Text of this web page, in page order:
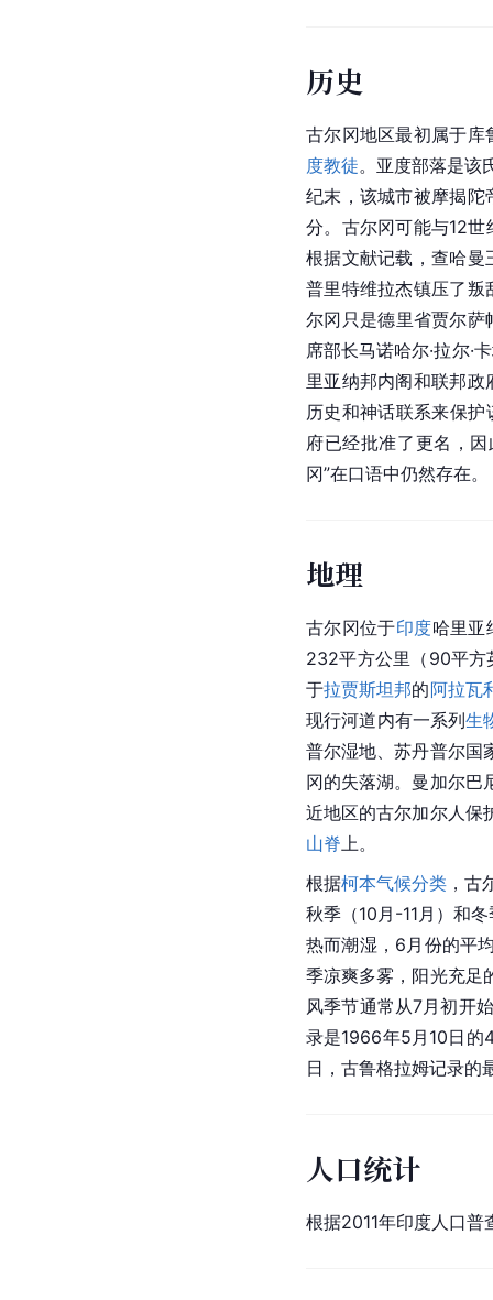
历史
古尔冈地区最初属于
度教徒。亚度部落是该
纪末，该城市被摩揭陀
分。古尔冈可能与12
根据文献记载，查哈曼
普里特维拉杰镇压了叛
尔冈只是德里省贾尔
席部长马诺哈尔·拉尔·
里亚纳邦内阁和联邦
历史和神话联系来保
府已经批准了更名，
冈”在口语中仍然存在。
地理
古尔冈位于印度哈里亚
232平方公里（90平方
于拉贾斯坦邦的阿拉瓦
现行河道内有一系列生
普尔湿地、苏丹普尔国
冈的失落湖。曼加尔巴
近地区的古尔加尔人保
山脊 上。
根据柯本气候分类 ，
秋季（10月-11月）和
热而潮湿，6月份的平
季凉爽多雾，阳光充足
风季节通常从7月初开
录是1966年5月10日的
日，古鲁格拉姆记录的
人口统计
根据2011年印度人口普